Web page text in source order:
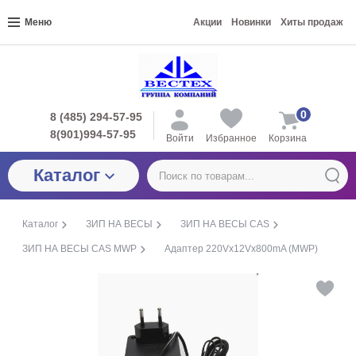
Меню Акции Новинки Хиты продаж
8 (485) 294-57-95
8(901)994-57-95
Войти Избранное Корзина
0
Каталог
Каталог ЗИП НА ВЕСЫ ЗИП НА ВЕСЫ CAS
ЗИП НА ВЕСЫ CAS MWP Адаптер 220Vx12Vx800mA (MWР)